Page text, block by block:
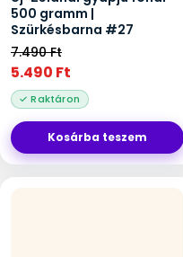
500 gramm |
Szürkésbarna #27
7.490Ft
5.490 Ft
Kosárba teszem